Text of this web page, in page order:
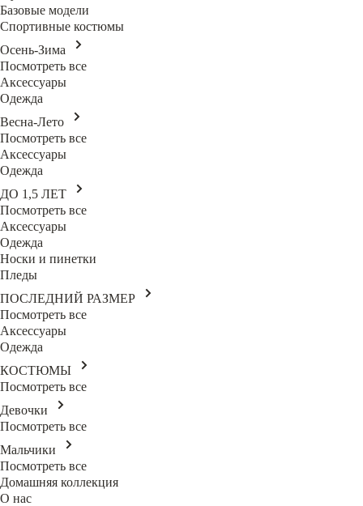
Базовые модели
Спортивные костюмы
Осень-Зима
Посмотреть все
Аксессуары
Одежда
Весна-Лето
Посмотреть все
Аксессуары
Одежда
ДО 1,5 ЛЕТ
Посмотреть все
Аксессуары
Одежда
Носки и пинетки
Пледы
ПОСЛЕДНИЙ РАЗМЕР
Посмотреть все
Аксессуары
Одежда
КОСТЮМЫ
Посмотреть все
Девочки
Посмотреть все
Мальчики
Посмотреть все
Домашняя коллекция
О нас